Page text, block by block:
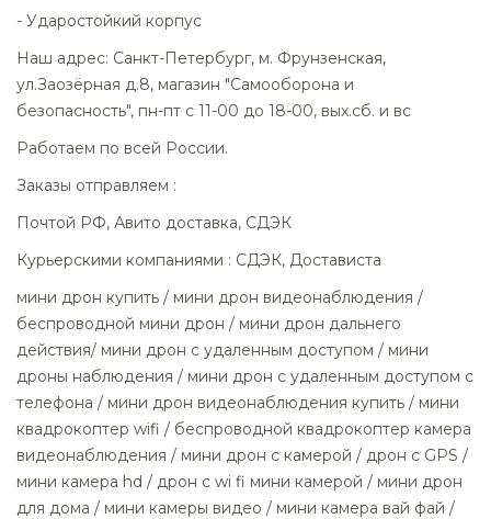
- Ударостойкий корпус
Наш адрес: Санкт-Петербург, м. Фрунзенская,
ул.Заозёрная д.8, магазин "Самооборона и
безопасность", пн-пт с 11-00 до 18-00, вых.сб. и вс
Работаем по всей России.
Заказы отправляем :
Почтой РФ, Авито доставка, СДЭК
Курьерскими компаниями : СДЭК, Достависта
мини дрон купить / мини дрон видеонаблюдения /
беспроводной мини дрон / мини дрон дальнего
действия/ мини дрон с удаленным доступом / мини
дроны наблюдения / мини дрон с удаленным доступом с
телефона / мини дрон видеонаблюдения купить / мини
квадрокоптер wifi / беспроводной квадрокоптер камера
видеонаблюдения / мини дрон с камерой / дрон с GPS /
мини камера hd / дрон с wi fi мини камерой / мини дрон
для дома / мини камеры видео / мини камера вай фай /